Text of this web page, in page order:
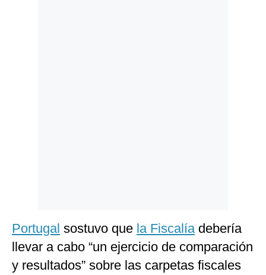
Portugal sostuvo que la Fiscalíadebería
llevar a cabo “un ejercicio de comparación
y resultados” sobre las carpetas fiscales